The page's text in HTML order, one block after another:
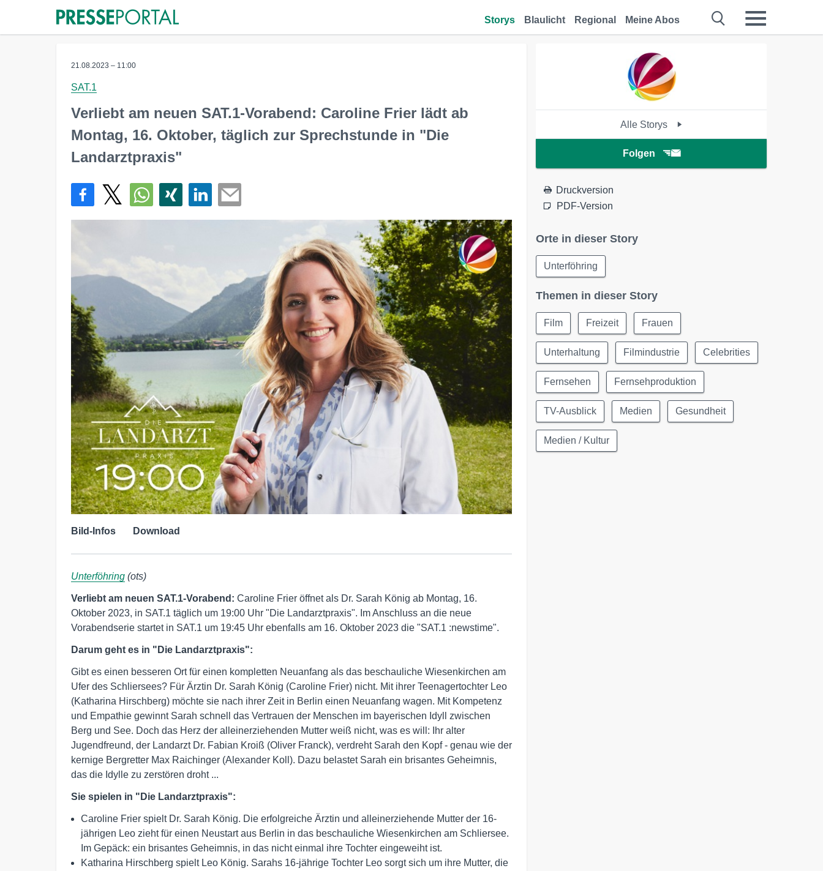
Storys Blaulicht Regional Meine Abos
21.08.2023 – 11:00
SAT.1
Verliebt am neuen SAT.1-Vorabend: Caroline Frier lädt ab
Montag, 16. Oktober, täglich zur Sprechstunde in "Die
Landarztpraxis"
Bild-Infos Download
Unterföhring (ots)
Verliebt am neuen SAT.1-Vorabend: Caroline Frier öffnet als Dr. Sarah König ab Montag, 16.
Oktober 2023, in SAT.1 täglich um 19:00 Uhr "Die Landarztpraxis". Im Anschluss an die neue
Vorabendserie startet in SAT.1 um 19:45 Uhr ebenfalls am 16. Oktober 2023 die "SAT.1 :newstime".
Darum geht es in "Die Landarztpraxis":
Gibt es einen besseren Ort für einen kompletten Neuanfang als das beschauliche Wiesenkirchen am
Ufer des Schliersees? Für Ärztin Dr. Sarah König (Caroline Frier) nicht. Mit ihrer Teenagertochter Leo
(Katharina Hirschberg) möchte sie nach ihrer Zeit in Berlin einen Neuanfang wagen. Mit Kompetenz
und Empathie gewinnt Sarah schnell das Vertrauen der Menschen im bayerischen Idyll zwischen
Berg und See. Doch das Herz der alleinerziehenden Mutter weiß nicht, was es will: Ihr alter
Jugendfreund, der Landarzt Dr. Fabian Kroiß (Oliver Franck), verdreht Sarah den Kopf - genau wie der
kernige Bergretter Max Raichinger (Alexander Koll). Dazu belastet Sarah ein brisantes Geheimnis,
das die Idylle zu zerstören droht ...
Sie spielen in "Die Landarztpraxis":
Caroline Frier spielt Dr. Sarah König. Die erfolgreiche Ärztin und alleinerziehende Mutter der 16-
jährigen Leo zieht für einen Neustart aus Berlin in das beschauliche Wiesenkirchen am Schliersee.
Im Gepäck: ein brisantes Geheimnis, in das nicht einmal ihre Tochter eingeweiht ist.
Katharina Hirschberg spielt Leo König. Sarahs 16-jährige Tochter Leo sorgt sich um ihre Mutter, die
Alle Storys
Folgen
Druckversion
PDF-Version
Orte in dieser Story
Unterföhring
Themen in dieser Story
Film Freizeit Frauen
Unterhaltung Filmindustrie Celebrities
Fernsehen Fernsehproduktion
TV-Ausblick Medien Gesundheit
Medien / Kultur